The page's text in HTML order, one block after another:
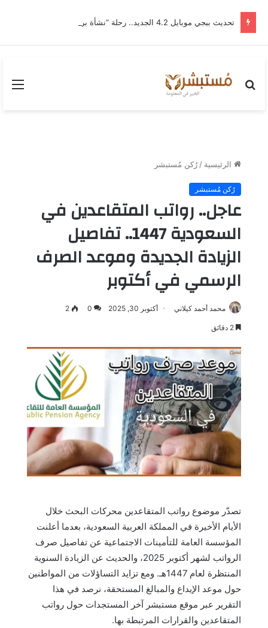
بحث
الرئيسية / رُكن مُستبشر
رُكن مُستبشر
عاجل.. رواتب المتقاعدين في
السعودية 1447.. تفاصيل
الزيادة الجديدة وموعد الصرف
الرسمي في أكتوبر
محمد أحمد كيلاني أكتوبر 30, 2025 0
2
تصدّر موضوع رواتب المتقاعدين محركات البحث خلال
الأيام الأخيرة في المملكة العربية السعودية، بعدما أعلنت
المؤسسة العامة للتأمينات الاجتماعية عن تفاصيل صرف
الرواتب لشهر أكتوبر 2025، والحديث عن الزيادة السنوية
المنتظرة لعام 1447هـ. ومع تزايد التساؤلات من المواطنين
حول موعد الإيداع والمبالغ المستحقة، نرصد في هذا
التقرير عبر موقع مستبشر آخر المستجدات حول رواتب
المتقاعدين والقرارات المرتبطة بها.